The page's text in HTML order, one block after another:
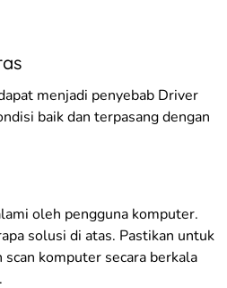
menjadi penyebab Driver
baik dan terpasang dengan
oleh pengguna komputer.
solusi di atas. Pastikan untuk
komputer secara berkala